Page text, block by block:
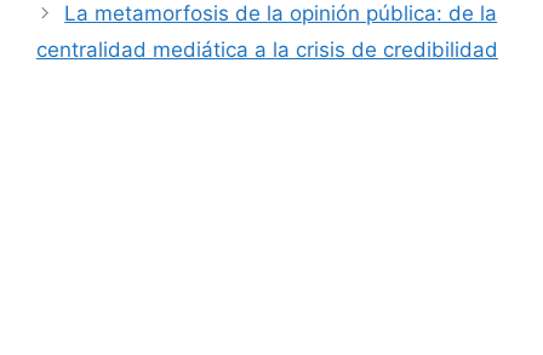
La metamorfosis de la opinión pública: de la
centralidad mediática a la crisis de credibilidad